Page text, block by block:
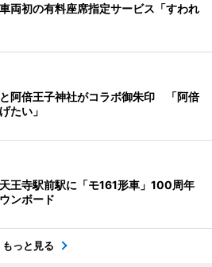
両初の有料座席指定サービス「すわれ
阿倍王子神社がコラボ御朱印 「阿倍
たい」
王寺駅前駅に「モ161形車」100周年
ンボード
もっと見る